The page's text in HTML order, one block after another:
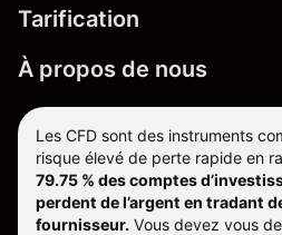
Tarification
À propos de nous
Les CFD sont des instruments
risque élevé de perte rapide en
79.75 % des comptes
perdent de l’argent en tradant
fournisseur. Vous devez vous